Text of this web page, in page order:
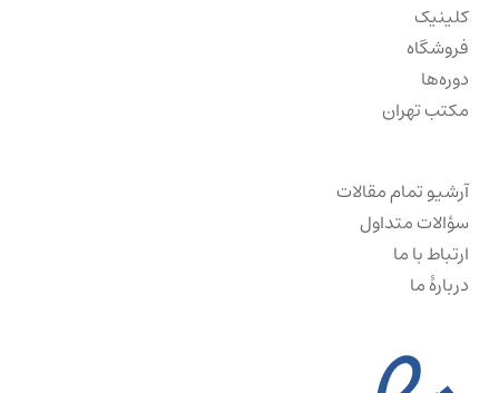
کلینیک
فروشگاه
دوره‌ها
مکتب تهران
آرشیو تمام مقالات
سؤالات متداول
ارتباط با ما
دربارهٔ ما